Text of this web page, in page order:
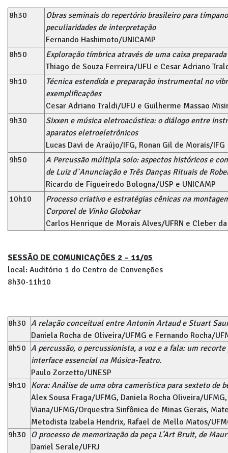
8h30
Obras seminais do repertório brasileiro para
peculiaridades de interpretação
Fernando Hashimoto/UNICAMP
8h50
Exploração tímbrica através de uma caixa preparada
Thiago de Souza Ferreira/UFU e Cesar Adriano
9h10
Técnica estendida e preparação instrumental no
exemplificações
Cesar Adriano Traldi/UFU e Guilherme Massao
9h30
Sixxen e música eletroacústica: o diálogo entre
aparatos eletroeletrônicos
Lucas Davi de Araújo/IFG, Ronan Gil de Morais/IFG
9h50
A Percussão múltipla solo: aspectos históricos e
de Luiz d`Anunciação e Três Danças Rituais de
Ricardo de Figueiredo Bologna/USP e UNICAMP
10h10
Processo criativo e estratégias cênicas na
Corporel de Vinko Globokar
Carlos Henrique de Morais Alves/UFRN e Cleber
SESSÃO DE COMUNICAÇÕES 2 – 11/05
local: Auditório 1 do Centro de Convenções
8h30-11h10
8h30 A relação conceitual entre Antonin Artaud e Stuart
Daniela Rocha de Oliveira/UFMG e Fernando Rocha/
8h50 A percussão, o percussionista, a voz e a fala: um
interface essencial na Música-Teatro.
Paulo Zorzetto/UNESP
9h10 Kora: Análise de uma obra camerística para sexteto de
Alex Sousa Fraga/UFMG, Daniela Rocha Oliveira/
Viana/UFMG/Orquestra Sinfônica de Minas Gerais,
Metodista Izabela Hendrix, Rafael de Mello Matos/
9h30 O processo de memorização da peça L’Art Bruit, de
Daniel Serale/UFRJ